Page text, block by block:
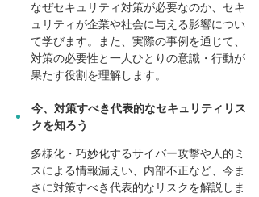
なぜセキュリティ対策が必要なのか、セキ
ュリティが企業や社会に与える影響につい
て学びます。また、実際の事例を通じて、
対策の必要性と一人ひとりの意識・行動が
果たす役割を理解します。
今、対策すべき代表的なセキュリティリス
クを知ろう
多様化・巧妙化するサイバー攻撃や人的ミ
スによる情報漏えい、内部不正など、今ま
さに対策すべき代表的なリスクを解説しま